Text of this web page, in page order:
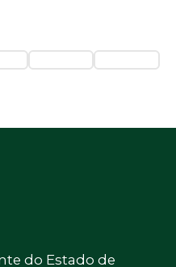
do Estado de